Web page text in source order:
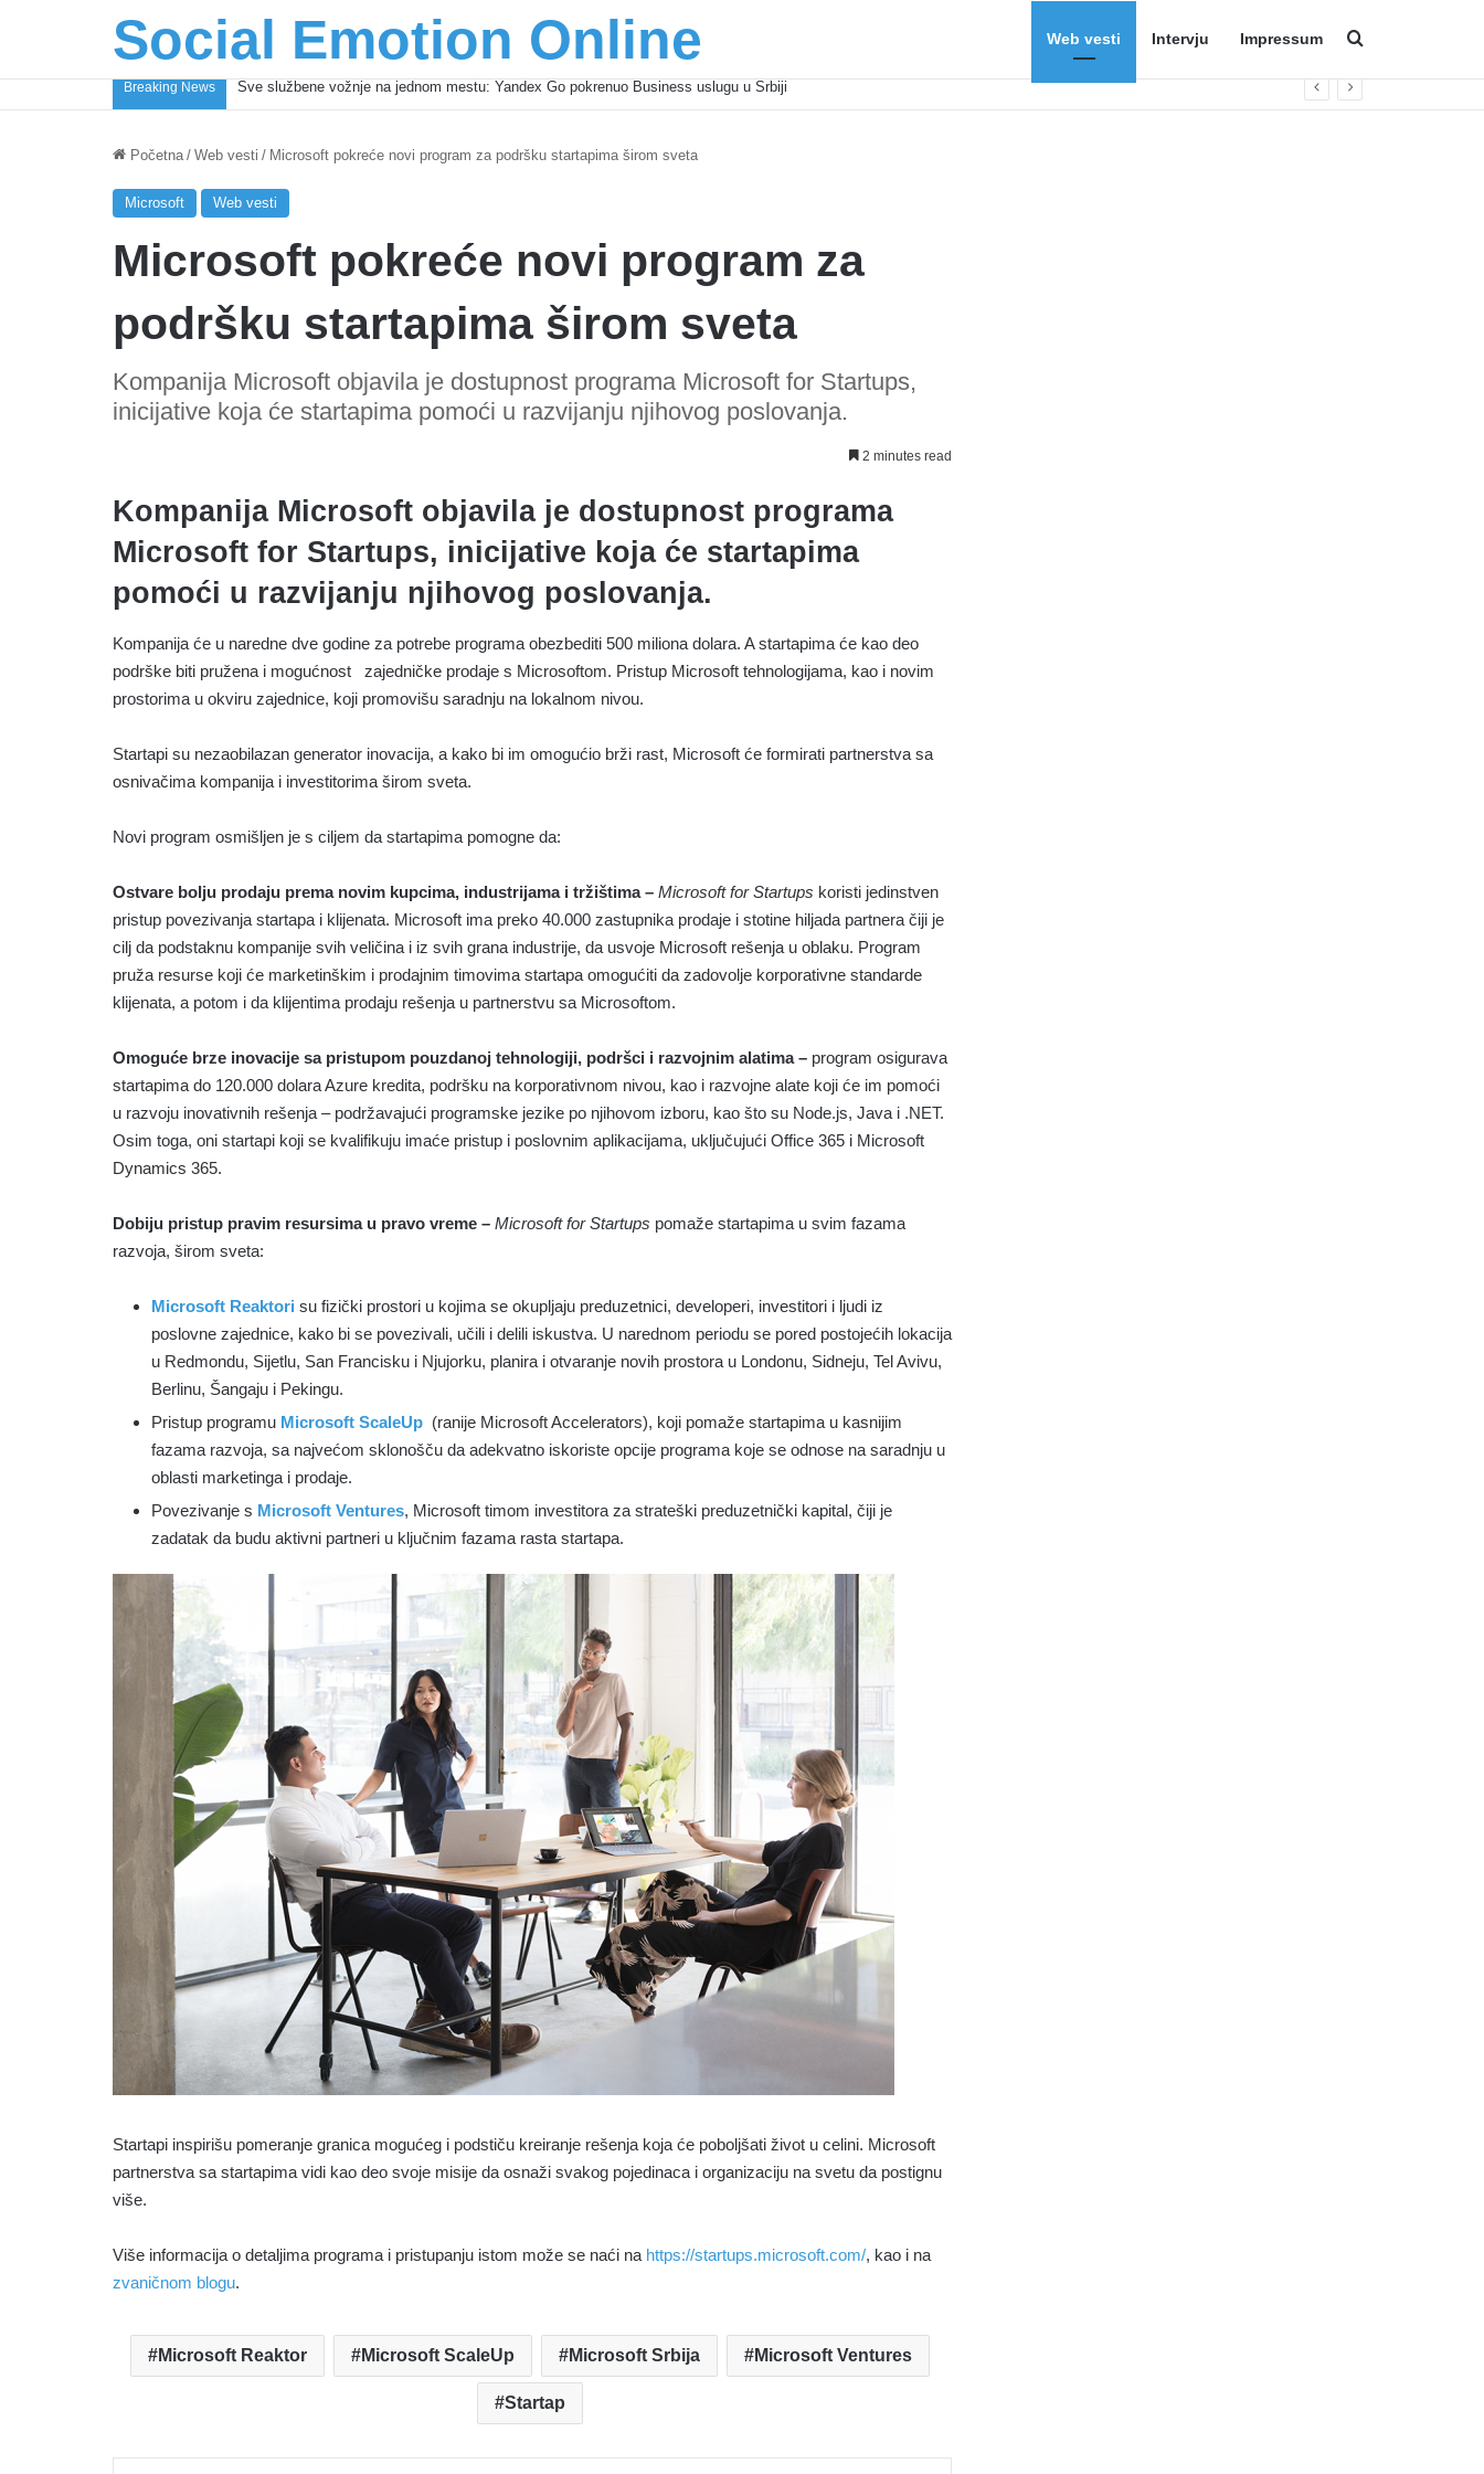
Social Emotion Online Web vesti Intervju Impressum
Breaking News Coca-Cola podrška mladima i Excel Grašić osnažuju mlade u regionu
Početna / Web vesti / Microsoft pokreće novi program za podršku startapima širom sveta
Microsoft Web vesti
Microsoft pokreće novi program za
podršku startapima širom sveta
Kompanija Microsoft objavila je dostupnost programa Microsoft for Startups,
inicijative koja će startapima pomoći u razvijanju njihovog poslovanja.
2 minutes read
Kompanija Microsoft objavila je dostupnost programa
Microsoft for Startups, inicijative koja će startapima
pomoći u razvijanju njihovog poslovanja.
Kompanija će u naredne dve godine za potrebe programa obezbediti 500 miliona dolara. A startapima će kao deo
podrške biti pružena i mogućnost zajedničke prodaje s Microsoftom. Pristup Microsoft tehnologijama, kao i novim
prostorima u okviru zajednice, koji promovišu saradnju na lokalnom nivou.
Startapi su nezaobilazan generator inovacija, a kako bi im omogućio brži rast, Microsoft će formirati partnerstva sa
osnivačima kompanija i investitorima širom sveta.
Novi program osmišljen je s ciljem da startapima pomogne da:
Ostvare bolju prodaju prema novim kupcima, industrijama i tržištima – Microsoft for Startups koristi jedinstven
pristup povezivanja startapa i klijenata. Microsoft ima preko 40.000 zastupnika prodaje i stotine hiljada partnera čiji je
cilj da podstaknu kompanije svih veličina i iz svih grana industrije, da usvoje Microsoft rešenja u oblaku. Program
pruža resurse koji će marketinškim i prodajnim timovima startapa omogućiti da zadovolje korporativne standarde
klijenata, a potom i da klijentima prodaju rešenja u partnerstvu sa Microsoftom.
Omoguće brze inovacije sa pristupom pouzdanoj tehnologiji, podršci i razvojnim alatima – program osigurava
startapima do 120.000 dolara Azure kredita, podršku na korporativnom nivou, kao i razvojne alate koji će im pomoći
u razvoju inovativnih rešenja – podržavajući programske jezike po njihovom izboru, kao što su Node.js, Java i .NET.
Osim toga, oni startapi koji se kvalifikuju imaće pristup i poslovnim aplikacijama, uključujući Office 365 i Microsoft
Dynamics 365.
Dobiju pristup pravim resursima u pravo vreme – Microsoft for Startups pomaže startapima u svim fazama
razvoja, širom sveta:
Microsoft Reaktori su fizički prostori u kojima se okupljaju preduzetnici, developeri, investitori i ljudi iz
poslovne zajednice, kako bi se povezivali, učili i delili iskustva. U narednom periodu se pored postojećih lokacija
u Redmondu, Sijetlu, San Francisku i Njujorku, planira i otvaranje novih prostora u Londonu, Sidneju, Tel Avivu,
Berlinu, Šangaju i Pekingu.
Pristup programu Microsoft ScaleUp (ranije Microsoft Accelerators), koji pomaže startapima u kasnijim
fazama razvoja, sa najvećom sklonošču da adekvatno iskoriste opcije programa koje se odnose na saradnju u
oblasti marketinga i prodaje.
Povezivanje s Microsoft Ventures, Microsoft timom investitora za strateški preduzetnički kapital, čiji je
zadatak da budu aktivni partneri u ključnim fazama rasta startapa.
Startapi inspirišu pomeranje granica mogućeg i podstiču kreiranje rešenja koja će poboljšati život u celini. Microsoft
partnerstva sa startapima vidi kao deo svoje misije da osnaži svakog pojedinaca i organizaciju na svetu da postignu
više.
Više informacija o detaljima programa i pristupanju istom može se naći na https://startups.microsoft.com/, kao i na
zvaničnom blogu.
Microsoft Reaktor Microsoft ScaleUp Microsoft Srbija Microsoft Ventures
Startap